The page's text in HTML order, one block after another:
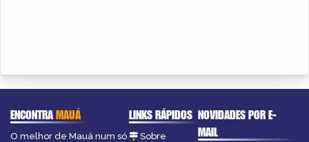
ENCONTRAMAUÁ
O melhor de Mauá num só
LINKS RÁPIDOS
Sobre
NOVIDADES POR E-
MAIL